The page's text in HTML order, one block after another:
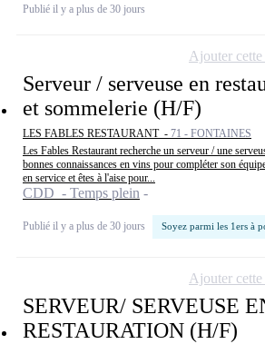
Publié il y a plus de 30 jours
Serveur / serveuse en
et sommelerie (H/F)
LES FABLES RESTAURANT - 71 - FONTAINES
Les Fables Restaurant recherche un serveur / une
bonnes connaissances en vins pour compléter son
en service et êtes à l'aise pour...
CDD - Temps plein
Publié il y a plus de 30 jours Soyez parmi les 1ers à
Ajouter
SERVEUR/ SERVEUSE
RESTAURATION (H/F)
Ajouter